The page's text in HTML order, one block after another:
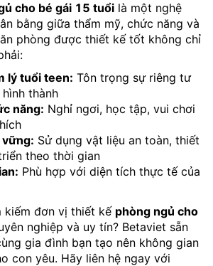
cho bé gái 15 tuổi là một nghệ
bằng giữa thẩm mỹ, chức năng và
phòng được thiết kế tốt không chỉ
lý tuổi teen: Tôn trọng sự riêng tư
thành
năng: Nghỉ ngơi, học tập, vui chơi
vững: Sử dụng vật liệu an toàn, thiết
theo thời gian
Phù hợp với diện tích thực tế của
kiếm đơn vị thiết kế phòng ngủ cho
nghiệp và uy tín? Betaviet sẵn
gia đình bạn tạo nên không gian
con yêu. Hãy liên hệ ngay với